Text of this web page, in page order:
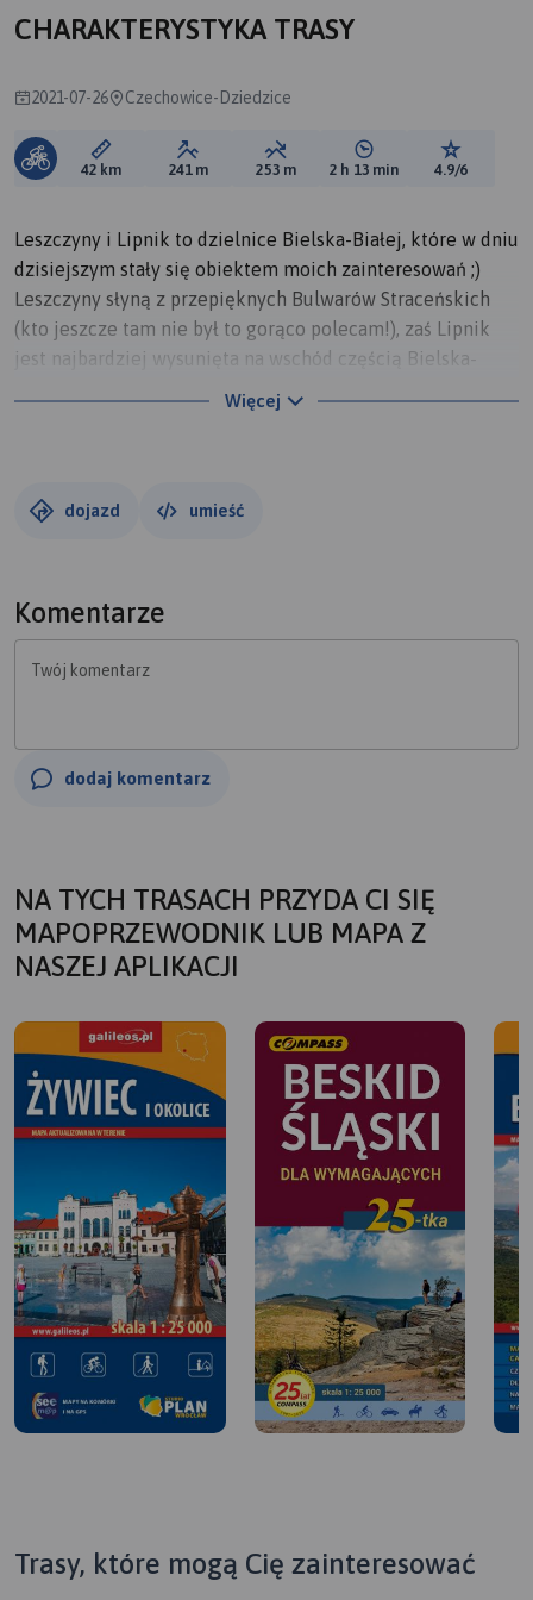
CHARAKTERYSTYKA TRASY
2021-07-26 Czechowice-Dziedzice
Długość trasy:
42 km Suma przewyższeń:
241 m Suma spadków:
253 m Średni czas potrzebny
2 h 13 min Ocena
4.9/6
Leszczyny i Lipnik to dzielnice Bielska-Białej, które w dniu
dzisiejszym stały się obiektem moich zainteresowań ;)
Leszczyny słyną z przepięknych Bulwarów Straceńskich
(kto jeszcze tam nie był to gorąco polecam!), zaś Lipnik
jest najbardziej wysunięta na wschód częścią Bielska-
I chociaż trasa przebiega głównymi drogami, to poza
Więcej
dojazd umieść
Komentarze
Twój komentarz
dodaj komentarz
NA TYCH TRASACH PRZYDA CI SIĘ
MAPOPRZEWODNIK LUB MAPA Z
NASZEJ APLIKACJI
Trasy, które mogą Cię zainteresować